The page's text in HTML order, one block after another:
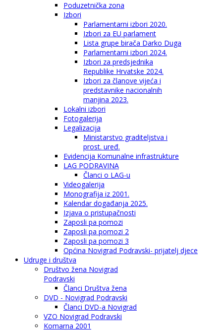
Poduzetnička zona
Izbori
Parlamentarni izbori 2020.
Izbori za EU parlament
Lista grupe birača Darko Duga
Parlamentarni izbori 2024.
Izbori za predsjednika
Republike Hrvatske 2024.
Izbori za članove vijeća i
predstavnike nacionalnih
manjina 2023.
Lokalni izbori
Fotogalerija
Legalizacija
Ministarstvo graditeljstva i
prost. uređ.
Evidencija Komunalne infrastrukture
LAG PODRAVINA
Članci o LAG-u
Videogalerija
Monografija iz 2001.
Kalendar događanja 2025.
Izjava o pristupačnosti
Zaposli pa pomozi
Zaposli pa pomozi 2
Zaposli pa pomozi 3
Općina Novigrad Podravski- prijatelj djece
Udruge i društva
Društvo žena Novigrad
Podravski
Članci Društva žena
DVD - Novigrad Podravski
Članci DVD-a Novigrad
VZO Novigrad Podravski
Komarna 2001